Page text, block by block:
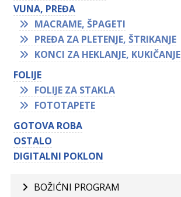
VUNA, PREĐA
MACRAME, ŠPAGETI
PREĐA ZA PLETENJE, ŠTRIKANJE
KONCI ZA HEKLANJE, KUKIČANJE
FOLIJE
FOLIJE ZA STAKLA
FOTOTAPETE
GOTOVA ROBA
OSTALO
DIGITALNI POKLON
BOŽIĆNI PROGRAM